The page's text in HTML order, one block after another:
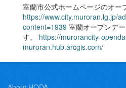
室蘭市公式ホームページのオー
https://www.city.muroran.lg.jp/
content=1939 室蘭オープンデ
す。 https://murorancity-
muroran.hub.arcgis.com/